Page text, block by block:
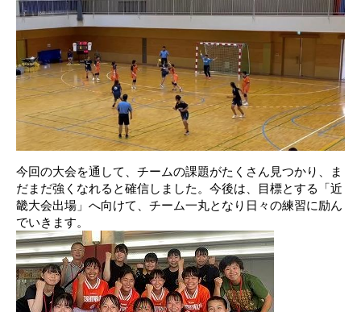
今回の大会を通して、チームの課題がたくさん見つかり、ま
だまだ強くなれると確信しました。今後は、目標とする「近
畿大会出場」へ向けて、チーム一丸となり日々の練習に励ん
でいきます。